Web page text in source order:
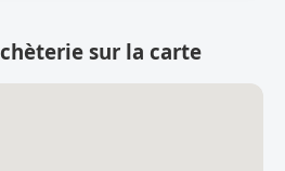
sur la carte